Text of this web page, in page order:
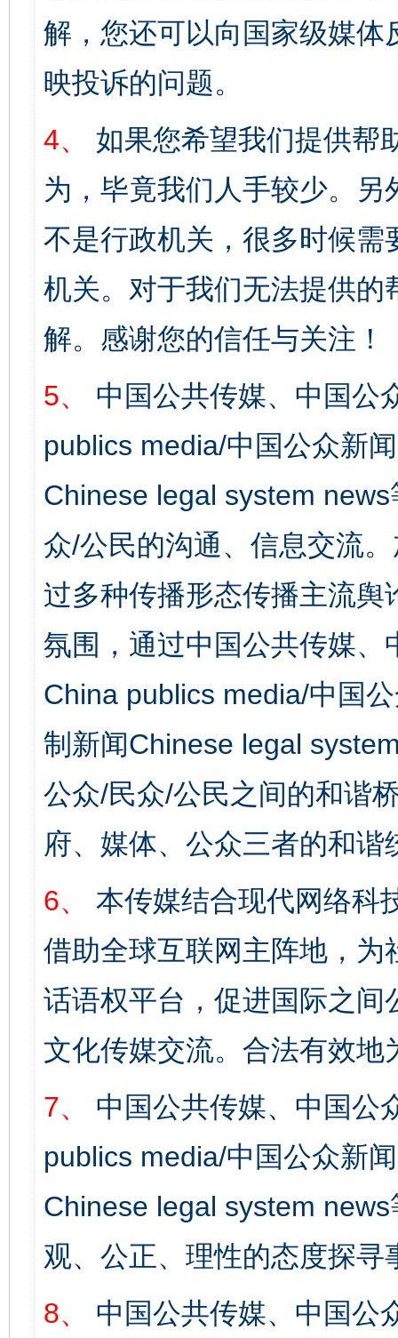
解，您还可以向国家级媒
映投诉的问题。
4、
如果您希望我们提供帮
为，毕竟我们人手较少。
不是行政机关，很多时候
机关。对于我们无法提供
解。感谢您的信任与关注！
5、
中国公共传媒、中国公
publics media/中国公众新
Chinese legal system
众/公民的沟通、信息交流
过多种传播形态传播主流
氛围，通过中国公共传媒
China publics media/中国
制新闻Chinese legal
公众/民众/公民之间的和谐
府、媒体、公众三者的和谐
6、
本传媒结合现代网络科
借助全球互联网主阵地，
话语权平台，促进国际之
文化传媒交流。合法有效地
7、
中国公共传媒、中国公
publics media/中国公众新
Chinese legal system
观、公正、理性的态度探寻
8、
中国公共传媒、中国公